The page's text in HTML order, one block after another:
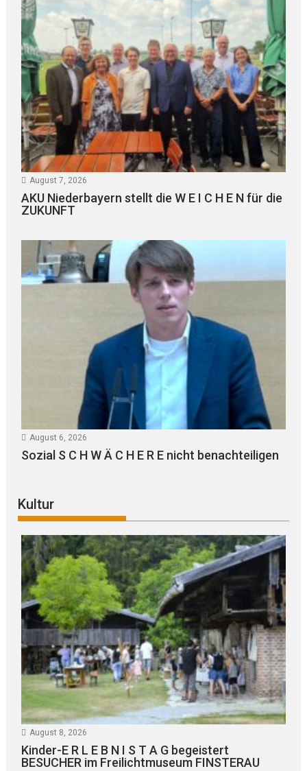
August 7, 2026
AKU Niederbayern stellt die W E I C H E N für die
ZUKUNFT
August 6, 2026
Sozial S C H W Ä C H E R E nicht benachteiligen
Kultur
August 8, 2026
Kinder-E R L E B N I S T A G begeistert
BESUCHER im Freilichtmuseum FINSTERAU